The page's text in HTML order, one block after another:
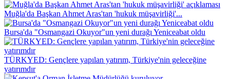
Muğla'da Başkan Ahmet Aras'tan 'hukuk müşavirliği'...
Bursa'da "Osmangazi Okuyor"un yeni durağı Yeniceabat oldu
TÜRKYED: Gençlere yapılan yatırım, Türkiye'nin geleceğine
yatırımdır